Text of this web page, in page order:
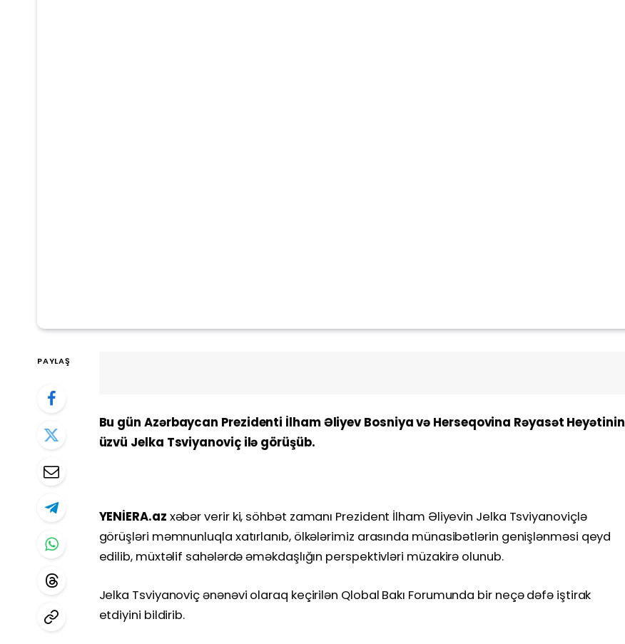
PAYLAŞ
Bu gün Azərbaycan Prezidenti İlham Əliyev Bosniya və Herseqovina Rəyasət Heyətinin
üzvü Jelka Tsviyanoviç ilə görüşüb.
YENİERA.az xəbər verir ki, söhbət zamanı Prezident İlham Əliyevin Jelka Tsviyanoviçlə
görüşləri məmnunluqla xatırlanıb, ölkələrimiz arasında münasibətlərin genişlənməsi qeyd
edilib, müxtəlif sahələrdə əməkdaşlığın perspektivləri müzakirə olunub.
Jelka Tsviyanoviç ənənəvi olaraq keçirilən Qlobal Bakı Forumunda bir neçə dəfə iştirak
etdiyini bildirib.